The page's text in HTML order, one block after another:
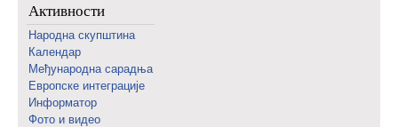
Активности
Народна скупштина
Календар
Међународна сарадња
Европске интеграције
Информатор
Фото и видео